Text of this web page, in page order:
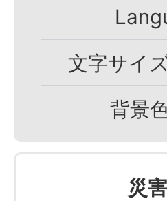
文字サイ
背景
災